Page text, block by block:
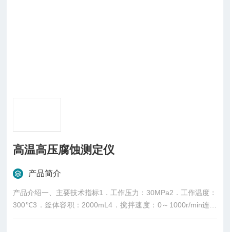
高温高压腐蚀测定仪
产品简介
产品介绍一、主要技术指标1．工作压力：30MPa2．工作温度：
300℃3．釜体容积：2000mL4．搅拌速度：0～1000r/min连续
可调5．加热功率：0